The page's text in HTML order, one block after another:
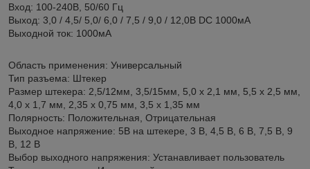
Вход: 100-240В, 50/60 Гц
Выход: 3,0 / 4,5/ 5,0/ 6,0 / 7,5 / 9,0 / 12,0В DC 1000мА
Выходной ток: 1000мА
Область применения: Универсальный
Тип разъема: Штекер
Размер штекера: 2,5/12мм, 3,5/15мм, 5,0 х 2,1 мм, 5,5 х 2,5 мм,
4,0 х 1,7 мм, 2,35 х 0,75 мм, 3,5 х 1,35 мм
Полярность: Положительная, Отрицательная
Выходное напряжение: 5В на штекере, 3 В, 4,5 В, 6 В, 7,5 В, 9
В, 12 В
Выбор выходного напряжения: Устанавливает пользователь